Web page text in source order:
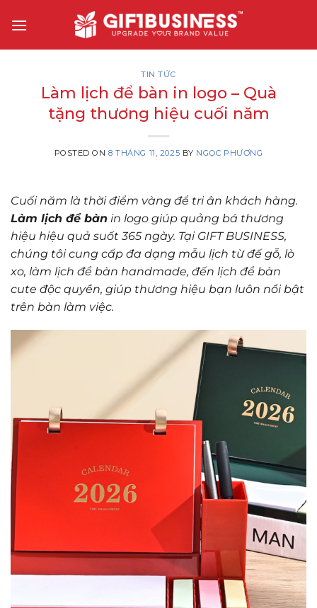
TIN TỨC
Làm lịch để bàn in logo – Quà
tặng thương hiệu cuối năm
POSTED ON8 THÁNG 11, 2025 BY NGỌC PHƯƠNG
Cuối năm là thời điểm vàng để tri ân khách hàng.
Làm lịch để bàn in logo giúp quảng bá thương
hiệu hiệu quả suốt 365 ngày. Tại GIFT BUSINESS,
chúng tôi cung cấp đa dạng mẫu lịch từ đế gỗ, lò
xo, làm lịch để bàn handmade, đến lịch để bàn
cute độc quyền, giúp thương hiệu bạn luôn nổi bật
trên bàn làm việc.